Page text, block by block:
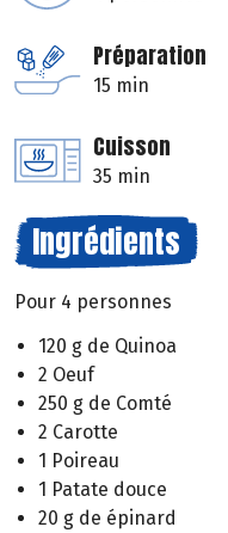
Préparation
15 min
Cuisson
35 min
Ingrédients
Pour 4 personnes
120 g de Quinoa
2 Oeuf
250 g de Comté
2 Carotte
1 Poireau
1 Patate douce
20 g de épinard